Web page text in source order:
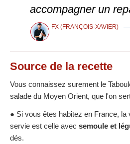
accompagner un
FX (FRANÇOIS-XAVIER)
Source de la recette
Vous connaissez surement le
salade du Moyen Orient, que l'on
● Si vous êtes habitez en France, la
servie est celle avec semoule et
dés.